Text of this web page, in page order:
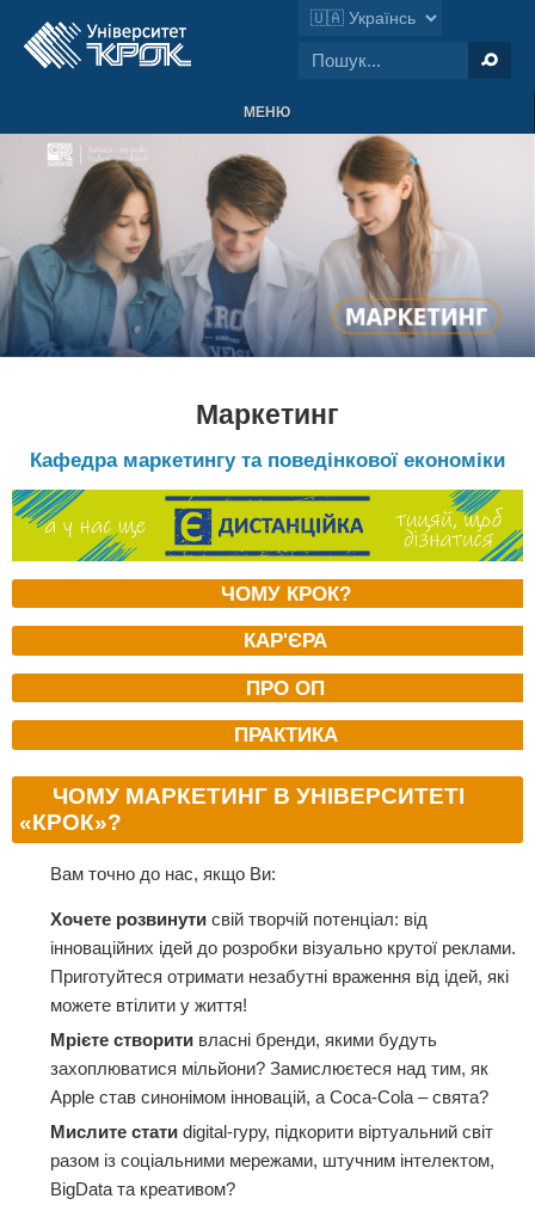
МЕНЮ
Маркетинг
Кафедра маркетингу та поведінкової економіки
ЧОМУ КРОК?
КАР'ЄРА
ПРО ОП
ПРАКТИКА
ЧОМУ МАРКЕТИНГ В УНІВЕРСИТЕТІ
«КРОК»?
Вам точно до нас, якщо Ви:
Хочете розвинути свій творчій потенціал: від
інноваційних ідей до розробки візуально крутої реклами.
Приготуйтеся отримати незабутні враження від ідей, які
можете втілити у життя!
Мрієте створити власні бренди, якими будуть
захоплюватися мільйони? Замислюєтеся над тим, як
Apple став синонімом інновацій, а Coca-Cola – свята?
Мислите стати digital-гуру, підкорити віртуальний світ
разом із соціальними мережами, штучним інтелектом,
BigData та креативом?